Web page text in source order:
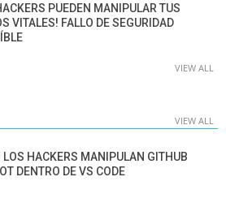
PUEDEN MANIPULAR TUS
VITALES! FALLO DE SEGURIDAD
VIEW ALL
VIEW ALL
LOS HACKERS MANIPULAN GITHUB
DENTRO DE VS CODE